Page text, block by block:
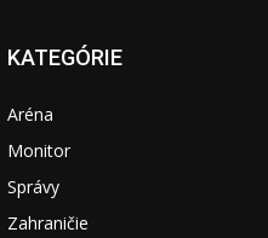
KATEGÓRIE
Aréna
Monitor
Správy
Zahraničie